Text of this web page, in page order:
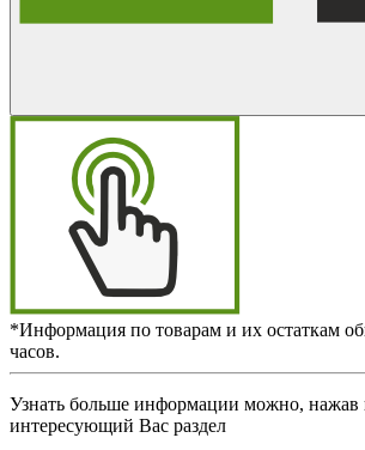
*Информация по товарам и их остаткам
часов.
Узнать больше информации можно, нажав
интересующий Вас раздел